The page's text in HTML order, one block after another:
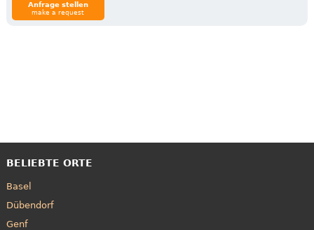
Anfrage stellen
make a request
BELIEBTE ORTE
Basel
Dübendorf
Genf